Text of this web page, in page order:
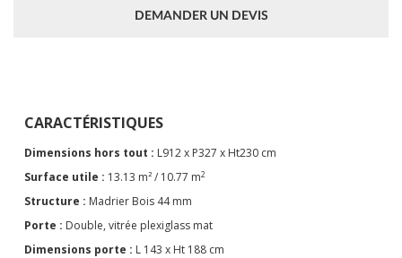
DEMANDER UN DEVIS
CARACTÉRISTIQUES
Dimensions hors tout : L912 x P327 x Ht230 cm
Surface utile : 13.13 m² / 10.77 m2
Structure : Madrier Bois 44 mm
Porte : Double, vitrée plexiglass mat
Dimensions porte : L 143 x Ht 188 cm